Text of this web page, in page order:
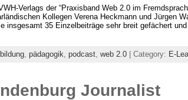
Verlags der “Praxisband Web 2.0 im
Kollegen Verena Heckmann und Jürgen
insgesamt 35 Einzelbeiträge sehr breit gefächert
, pädagogik podcast, web 2.0| Category: E-
Journalist